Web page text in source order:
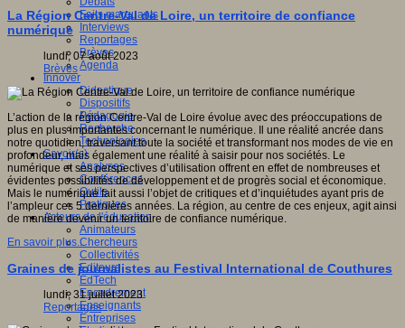
Faits marquants
Interviews
Reportages
Brèves
Agenda
Innover
Didactique
Dispositifs
Pédagogie
Recherche
Technologies
Savoir(s)
Analyses
Conférences
Outils
Pratiques
Acteurs de l'éducation
Animateurs
Chercheurs
Collectivités
Editeurs
EdTech
Encadrement
Enseignants
Entreprises
La Région Centre-Val de Loire, un territoire de confiance
numérique
lundi, 07 août 2023
Brèves
L’action de la région Centre-Val de Loire évolue avec des préoccupations de
plus en plus importantes concernant le numérique. Il une réalité ancrée dans
notre quotidien, traversant toute la société et transformant nos modes de vie en
profondeur, mais également une réalité à saisir pour nos sociétés. Le
numérique et ses perspectives d’utilisation offrent en effet de nombreuses et
évidentes possibilités de développement et de progrès social et économique.
Mais le numérique fait aussi l’objet de critiques et d’inquiétudes ayant pris de
l’ampleur ces 5 dernières années. La région, au centre de ces enjeux, agit ainsi
de manière devenir un territoire de confiance numérique.
En savoir plus...
Graines de journalistes au Festival International de Couthures
lundi, 31 juillet 2023
Reportages